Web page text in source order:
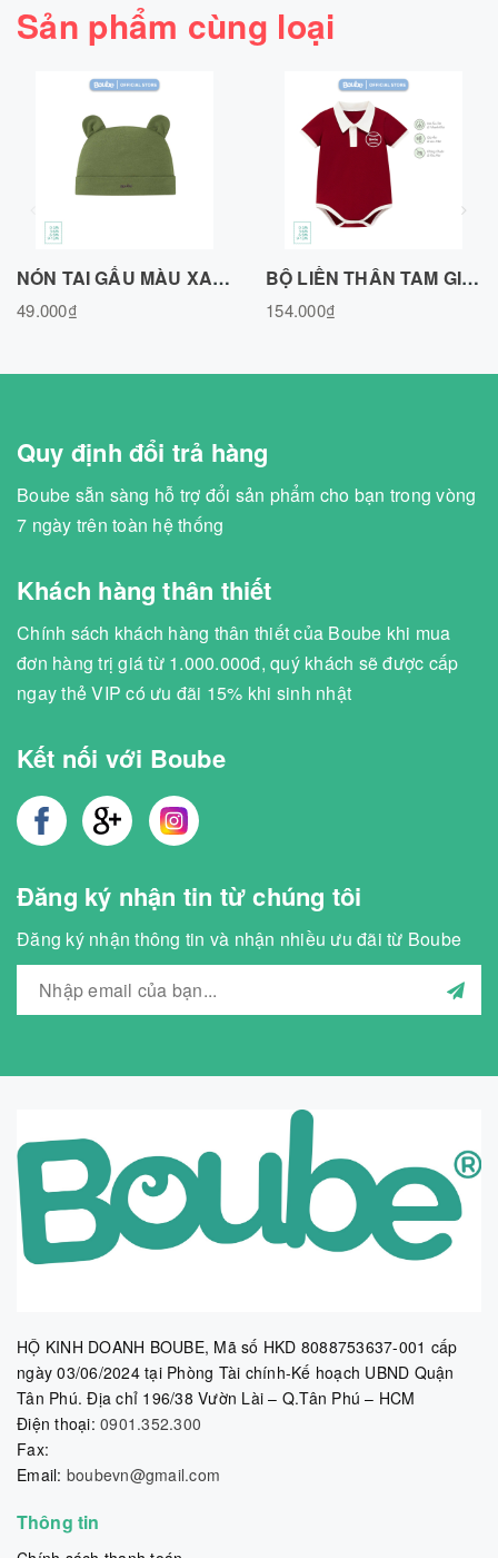
Sản phẩm cùng loại
NÓN TAI GẤU MÀU XANH OLIVE, VẢI SỢI TRE BAMBOO -N010725OLIV
49.000₫
BỘ LIỀN THÂN TAM GIÁC, BODY CHIP POLO MÀU ĐỎ ĐÔ, VẢI SỢI TRE BAMBOO BL351125RED
154.000₫
Quy định đổi trả hàng
Boube sẵn sàng hỗ trợ đổi sản phẩm cho bạn trong vòng
7 ngày trên toàn hệ thống
Khách hàng thân thiết
Chính sách khách hàng thân thiết của Boube khi mua
đơn hàng trị giá từ 1.000.000đ, quý khách sẽ được cấp
ngay thẻ VIP có ưu đãi 15% khi sinh nhật
Kết nối với Boube
Đăng ký nhận tin từ chúng tôi
Đăng ký nhận thông tin và nhận nhiều ưu đãi từ Boube
HỘ KINH DOANH BOUBE, Mã số HKD 8088753637-001 cấp
ngày 03/06/2024 tại Phòng Tài chính-Kế hoạch UBND Quận
Tân Phú. Địa chỉ 196/38 Vườn Lài – Q.Tân Phú – HCM
Điện thoại: 0901.352.300
Fax:
Email: boubevn@gmail.com
Thông tin